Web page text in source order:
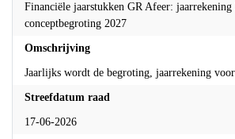
Financiële jaarstukken GR Afeer: jaarrekening
conceptbegroting 2027
Omschrijving
Jaarlijks wordt de begroting, jaarrekening
Streefdatum raad
17-06-2026